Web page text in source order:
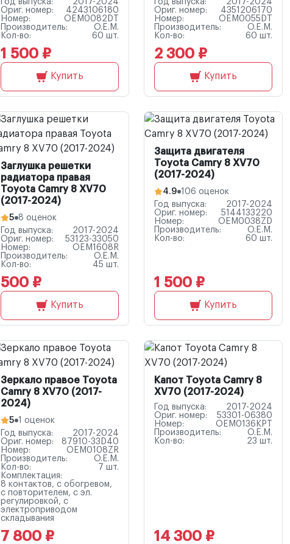
Год выпуска:
2017-2024
Ориг. номер:
4243106180
Номер:
OEM0082DT
Производитель:
O.E.M.
Кол-во:
60 шт.
1 500 ₽
Купить
Год выпуска:
2017-2024
Ориг. номер:
4351206170
Номер:
OEM0055DT
Производитель:
O.E.M.
Кол-во:
60 шт.
2 300 ₽
Купить
Заглушка решетки
радиатора правая
Toyota Camry 8 XV70
(2017-2024)
5 8 оценок
Год выпуска:
2017-2024
Ориг. номер:
53123-33050
Номер:
OEM1608R
Производитель:
O.E.M.
Кол-во:
45 шт.
500 ₽
Купить
Защита двигателя
Toyota Camry 8 XV70
(2017-2024)
4.9 106 оценок
Год выпуска:
2017-2024
Ориг. номер:
5144133220
Номер:
OEM0038ZD
Производитель:
O.E.M.
Кол-во:
60 шт.
1 500 ₽
Купить
Зеркало правое Toyota
Camry 8 XV70 (2017-
2024)
5 1 оценок
Год выпуска:
2017-2024
Ориг. номер:
87910-33D40
Номер:
OEM0108ZR
Производитель:
O.E.M.
Кол-во:
7 шт.
Комплектация:
8 контактов, с обогревом,
с повторителем, с эл.
регулировкой, с
электроприводом
складывания
7 800 ₽
Капот Toyota Camry 8
XV70 (2017-2024)
Год выпуска:
2017-2024
Ориг. номер:
53301-06380
Номер:
OEM0136KPT
Производитель:
O.E.M.
Кол-во:
23 шт.
14 300 ₽